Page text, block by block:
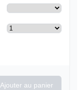
Ajouter au panier